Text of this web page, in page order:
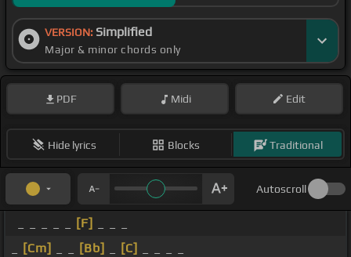
VERSION: Simplified
Major & minor chords only
PDF Midi Edit
Hide lyrics Blocks Traditional
Autoscroll
[F]
[Cm] [Bb] [C]